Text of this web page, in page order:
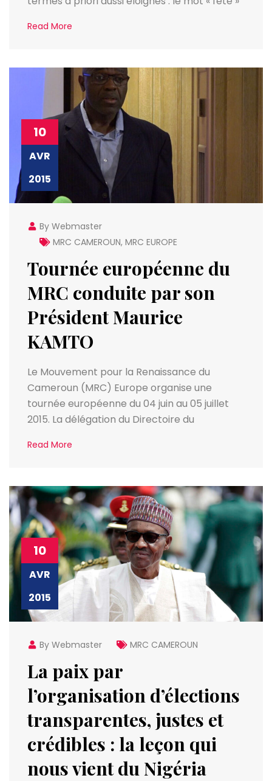
Read More
10
AVR
2015
By Webmaster
MRC CAMEROUN, MRC EUROPE
Tournée européenne du
MRC conduite par son
Président Maurice
KAMTO
Le Mouvement pour la Renaissance du
Cameroun (MRC) Europe organise une
tournée européenne du 04 juin au 05 juillet
2015. La délégation du Directoire du
Read More
10
AVR
2015
By Webmaster MRC CAMEROUN
La paix par
l’organisation d’élections
transparentes, justes et
crédibles : la leçon qui
nous vient du Nigéria